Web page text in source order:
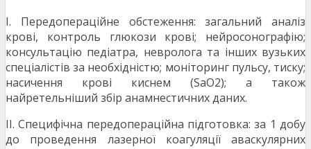
І. Передопераційне обстеження: загальний аналіз
крові, контроль глюкози крові; нейросонографію;
консультацію педіатра, невролога та інших вузьких
спеціалістів за необхідністю; моніторинг пульсу, тиску;
насичення крові киснем (SaO2); а також
найретельніший збір анамнестичних даних.
ІІ. Специфічна передопераційна підготовка: за 1 добу
до проведення лазерної коагуляції аваскулярних